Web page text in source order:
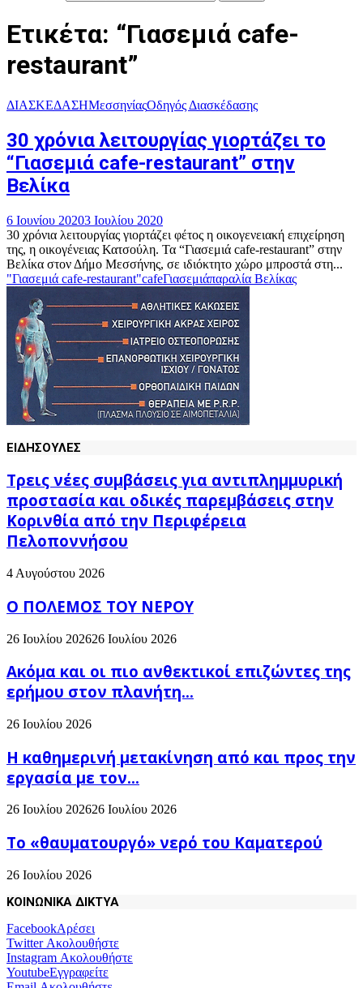
Ετικέτα: “Γιασεμιά cafe-
restaurant”
ΔΙΑΣΚΕΔΑΣΗΜεσσηνίαςΟδηγός Διασκέδασης
30 χρόνια λειτουργίας γιορτάζει το
“Γιασεμιά cafe-restaurant” στην
Βελίκα
6 Ιουνίου 20203 Ιουλίου 2020
30 χρόνια λειτουργίας γιορτάζει φέτος η οικογενειακή επιχείρηση
της, η οικογένειας Κατσούλη. Τα “Γιασεμιά cafe-restaurant” στην
Βελίκα στον Δήμο Μεσσήνης, σε ιδιόκτητο χώρο μπροστά στη...
"Γιασεμιά cafe-restaurant"cafeΓιασεμιάπαραλία Βελίκας
ΕΙΔΗΣΟΥΛΕΣ
Τρεις νέες συμβάσεις για αντιπλημμυρική
προστασία και οδικές παρεμβάσεις στην
Κορινθία από την Περιφέρεια
Πελοποννήσου
4 Αυγούστου 2026
Ο ΠΟΛΕΜΟΣ ΤΟΥ ΝΕΡΟΥ
26 Ιουλίου 202626 Ιουλίου 2026
Ακόμα και οι πιο ανθεκτικοί επιζώντες της
ερήμου στον πλανήτη...
26 Ιουλίου 2026
H καθημερινή μετακίνηση από και προς την
εργασία με τον...
26 Ιουλίου 202626 Ιουλίου 2026
Το «θαυματουργό» νερό του Καματερού
26 Ιουλίου 2026
ΚΟΙΝΩΝΙΚΑ ΔΙΚΤΥΑ
FacebookΑρέσει
TwitterΑκολουθήστε
Instagram Ακολουθήστε
YoutubeΕγγραφείτε